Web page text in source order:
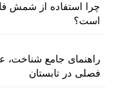
چرا استفاده از شمش
است؟
راهنمای جامع شناخت،
فصلی در تابستان